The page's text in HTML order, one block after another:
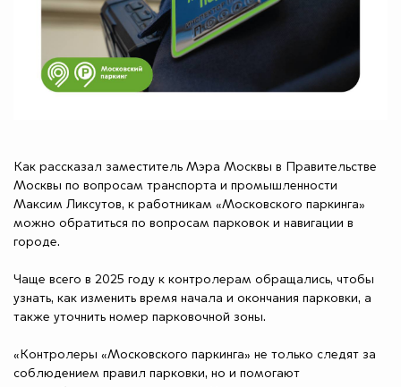
Как рассказал заместитель Мэра Москвы в Правительстве
Москвы по вопросам транспорта и промышленности
Максим Ликсутов, к работникам «Московского паркинга»
можно обратиться по вопросам парковок и навигации в
городе.
Чаще всего в 2025 году к контролерам обращались, чтобы
узнать, как изменить время начала и окончания парковки, а
также уточнить номер парковочной зоны.
«Контролеры «Московского паркинга» не только следят за
соблюдением правил парковки, но и помогают